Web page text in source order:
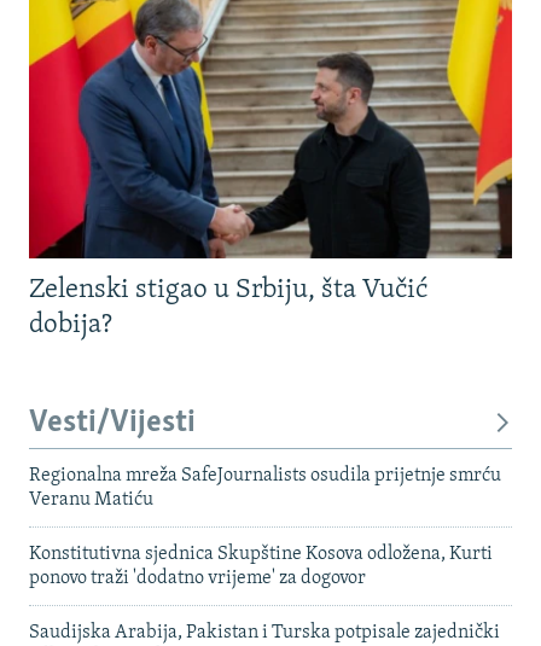
Zelenski stigao u Srbiju, šta Vučić
dobija?
Vesti/Vijesti
Regionalna mreža SafeJournalists osudila prijetnje smrću
Veranu Matiću
Konstitutivna sjednica Skupštine Kosova odložena, Kurti
ponovo traži 'dodatno vrijeme' za dogovor
Saudijska Arabija, Pakistan i Turska potpisale zajednički